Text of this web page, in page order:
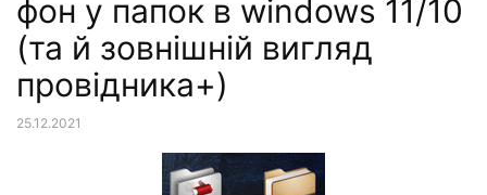
фон у папок в windows 11/10
(та й зовнішній вигляд
провідника+)
25.12.2021